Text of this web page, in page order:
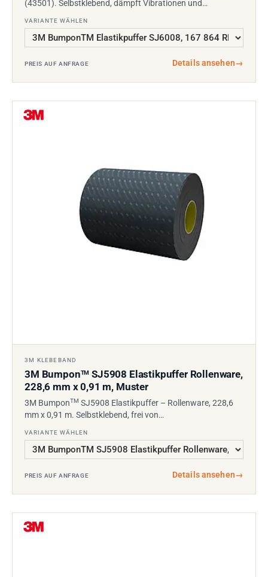
(43501). Selbstklebend, dämpft Vibrationen und…
VARIANTE WÄHLEN
PREIS AUF ANFRAGE Details ansehen→
3M KLEBEBAND
3M BumponTM SJ5908 Elastikpuffer Rollenware,
228,6 mm x 0,91 m, Muster
3M BumponTM SJ5908 Elastikpuffer – Rollenware, 228,6
mm x 0,91 m. Selbstklebend, frei von…
VARIANTE WÄHLEN
PREIS AUF ANFRAGE Details ansehen→